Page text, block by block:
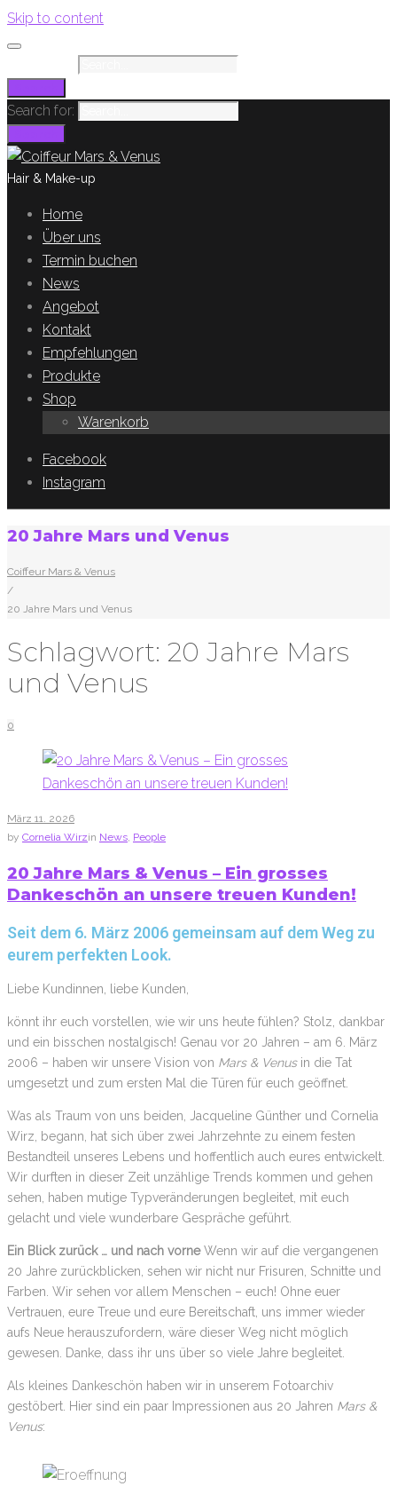
Skip to content
Search for:
Hair & Make-up
Home
Über uns
Termin buchen
News
Angebot
Kontakt
Empfehlungen
Produkte
Shop
Warenkorb
Facebook
Instagram
20 Jahre Mars und Venus
Coiffeur Mars & Venus
/
20 Jahre Mars und Venus
Schlagwort: 20 Jahre Mars
und Venus
0
März 11. 2026
by Cornelia Wirzin News, People
20 Jahre Mars & Venus – Ein grosses
Dankeschön an unsere treuen Kunden!
Seit dem 6. März 2006 gemeinsam auf dem Weg zu
eurem perfekten Look.
Liebe Kundinnen, liebe Kunden,
könnt ihr euch vorstellen, wie wir uns heute fühlen? Stolz, dankbar
und ein bisschen nostalgisch! Genau vor 20 Jahren – am 6. März
2006 – haben wir unsere Vision von Mars & Venusin die Tat
umgesetzt und zum ersten Mal die Türen für euch geöffnet.
Was als Traum von uns beiden, Jacqueline Günther und Cornelia
Wirz, begann, hat sich über zwei Jahrzehnte zu einem festen
Bestandteil unseres Lebens und hoffentlich auch eures entwickelt.
Wir durften in dieser Zeit unzählige Trends kommen und gehen
sehen, haben mutige Typveränderungen begleitet, mit euch
gelacht und viele wunderbare Gespräche geführt.
Ein Blick zurück … und nach vorneWenn wir auf die vergangenen
20 Jahre zurückblicken, sehen wir nicht nur Frisuren, Schnitte und
Farben. Wir sehen vor allem Menschen – euch! Ohne euer
Vertrauen, eure Treue und eure Bereitschaft, uns immer wieder
aufs Neue herauszufordern, wäre dieser Weg nicht möglich
gewesen. Danke, dass ihr uns über so viele Jahre begleitet.
Als kleines Dankeschön haben wir in unserem Fotoarchiv
gestöbert. Hier sind ein paar Impressionen aus 20 Jahren Mars &
Venus: